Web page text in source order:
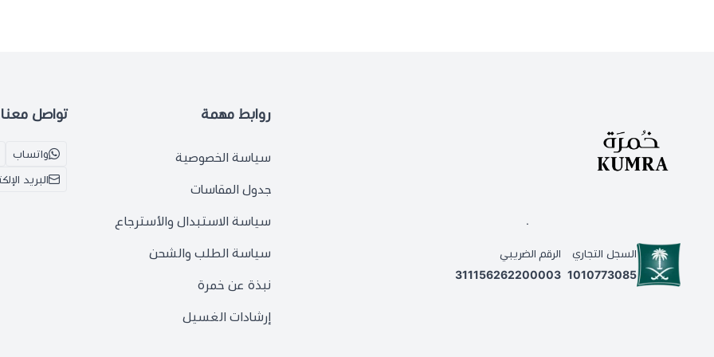
.
السجل التجاري
1010773085
الرقم الضريبي
311156262200003
روابط مهمة
سياسة الخصوصية
جدول المقاسات
سياسة الاستبدال والأسترجاع
سياسة الطلب والشحن
نبذة عن خمرة
إرشادات الغسيل
تواصل معنا
واتساب
البريد